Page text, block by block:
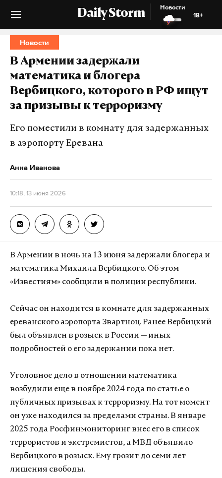
Daily Storm
Новости
18+
Новости
В Армении задержали
математика и блогера
Вербицкого, которого в РФ ищут
за призывы к терроризму
Его поместили в комнату для задержанных
в аэропорту Еревана
Анна Иванова
10:18, 13 июня 2026
В Армении в ночь на 13 июня задержали блогера и
математика Михаила Вербицкого. Об этом
«Известиям» сообщили в полиции республики.
Сейчас он находится в комнате для задержанных
ереванского аэропорта Звартноц. Ранее Вербицкий
был объявлен в розыск в России — иных
подробностей о его задержании пока нет.
Уголовное дело в отношении математика
возбудили еще в ноябре 2024 года по статье о
публичных призывах к терроризму. На тот момент
он уже находился за пределами страны. В январе
2025 года Росфинмониторинг внес его в список
террористов и экстремистов, а МВД объявило
Вербицкого в розыск. Ему грозит до семи лет
лишения свободы.